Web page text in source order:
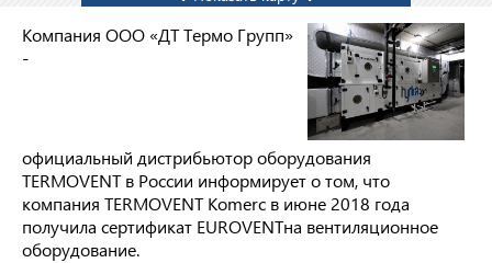
Компания ООО «ДТ Термо Групп»
-
официальный дистрибьютор оборудования
TERMOVENT в России информирует о том, что
компания TERMOVENT Komerc в июне 2018 года
получила сертификат EUROVENTна вентиляционное
оборудование.